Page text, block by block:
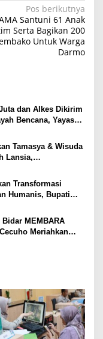
Pos berikutnya
Santuni 61 Anak
Serta Bagikan 200
Untuk Warga
Darmo
dan Alkes Dikirim
Bencana, Yayasan
Kemanusiaan
Tamasya & Wisuda
Lansia,
Nyata Pemkab.
Wujudkan
Berkualitas
Transformasi
Humanis, Bupati
Bidar MEMBARA
Meriahkan